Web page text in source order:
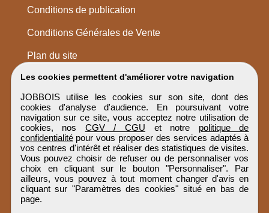
Les cookies permettent d'améliorer votre navigation
JOBBOIS utilise les cookies sur son site, dont des
cookies d'analyse d'audience. En poursuivant votre
navigation sur ce site, vous acceptez notre utilisation de
cookies, nos CGV / CGU et notre politique de
confidentialitépour vous proposer des services adaptés à
vos centres d'intérêt et réaliser des statistiques de visites.
Vous pouvez choisir de refuser ou de personnaliser vos
choix en cliquant sur le bouton "Personnaliser". Par
ailleurs, vous pouvez à tout moment changer d'avis en
cliquant sur "Paramètres des cookies" situé en bas de
page.
Conditions de publication
Conditions Générales de Vente
Plan du site